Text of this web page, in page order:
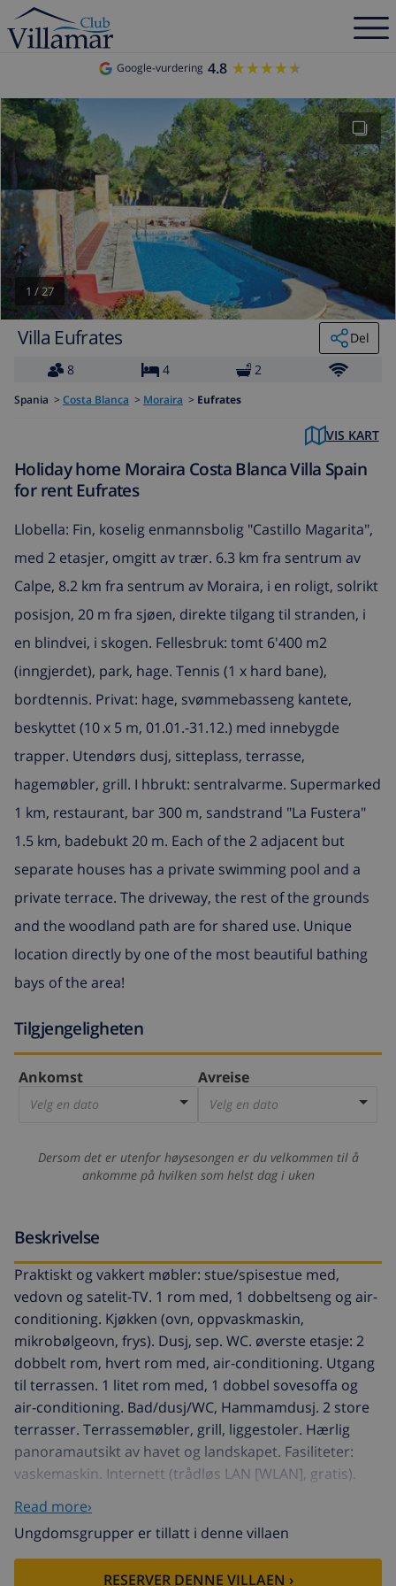
Google-vurdering 4.8 ★★★★★
★★★★★
1 /27
Villa Eufrates
Del
8
4 2
Spania > Costa Blanca > Moraira > Eufrates
VIS KART
Holiday home Moraira Costa Blanca Villa Spain
for rent Eufrates
Llobella: Fin, koselig enmannsbolig "Castillo Magarita",
med 2 etasjer, omgitt av trær. 6.3 km fra sentrum av
Calpe, 8.2 km fra sentrum av Moraira, i en roligt, solrikt
posisjon, 20 m fra sjøen, direkte tilgang til stranden, i
en blindvei, i skogen. Fellesbruk: tomt 6'400 m2
(inngjerdet), park, hage. Tennis (1 x hard bane),
bordtennis. Privat: hage, svømmebasseng kantete,
beskyttet (10 x 5 m, 01.01.-31.12.) med innebygde
trapper. Utendørs dusj, sitteplass, terrasse,
hagemøbler, grill. I hbrukt: sentralvarme. Supermarked
1 km, restaurant, bar 300 m, sandstrand "La Fustera"
1.5 km, badebukt 20 m. Each of the 2 adjacent but
separate houses has a private swimming pool and a
private terrace. The driveway, the rest of the grounds
and the woodland path are for shared use. Unique
location directly by one of the most beautiful bathing
bays of the area!
Tilgjengeligheten
Ankomst
Velg en dato
Avreise
Velg en dato
Dersom det er utenfor høysesongen er du velkommen til å
ankomme på hvilken som helst dag i uken
Beskrivelse
Praktiskt og vakkert møbler: stue/spisestue med,
vedovn og satelit-TV. 1 rom med, 1 dobbeltseng og air-
conditioning. Kjøkken (ovn, oppvaskmaskin,
mikrobølgeovn, frys). Dusj, sep. WC. øverste etasje: 2
dobbelt rom, hvert rom med, air-conditioning. Utgang
til terrassen. 1 litet rom med, 1 dobbel sovesoffa og
air-conditioning. Bad/dusj/WC, Hammamdusj. 2 store
terrasser. Terrassemøbler, grill, liggestoler. Hærlig
panoramautsikt av havet og landskapet. Fasiliteter:
vaskemaskin. Internett (trådløs LAN [WLAN], gratis).
Parkeringsplass (2 Biler), garasje. Kjæledyr / hund tillatt
1 kjæledyr / hund tillatt. AT-440967-A
Llobella: Fin, koselig enmannsbolig "Castillo Magarita",
med 2 etasjer, omgitt av trær. 6.3 km fra sentrum av
Read more›
Ungdomsgrupper er tillatt i denne villaen
RESERVER DENNE VILLAEN ›